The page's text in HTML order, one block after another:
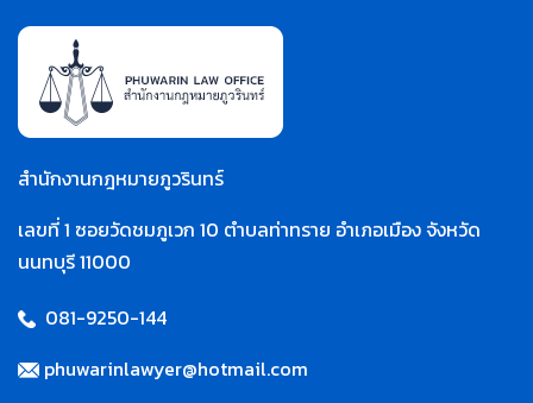
สำนักงานกฎหมายภูวรินทร์
เลขที่ 1 ซอยวัดชมภูเวก 10 ตำบลท่าทราย อำเภอเมือง จังหวัด
นนทบุรี 11000
081-9250-144
phuwarinlawyer@hotmail.com